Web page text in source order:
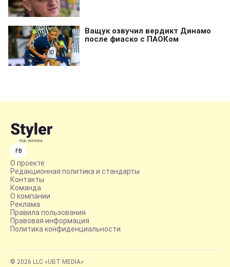
FB
О проекте
Редакционная политика и стандарты
Контакты
Команда
О компании
Реклама
Правила пользования
Правовая информация
Политика конфиденциальности
© 2026 LLC «UBT MEDIA»